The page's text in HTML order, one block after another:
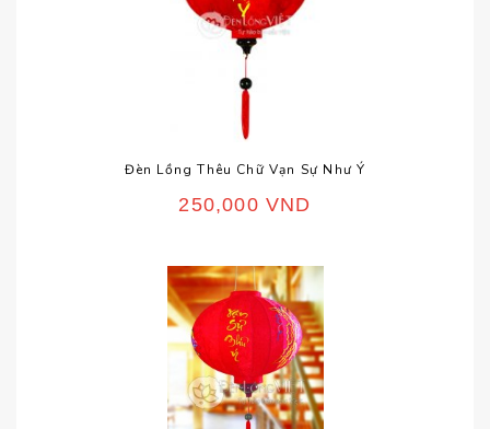
Đèn Lồng Thêu Chữ Vạn Sự Như Ý
250,000 VND